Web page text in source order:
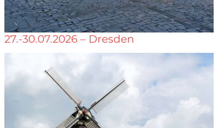
27.-30.07.2026 – Dresden